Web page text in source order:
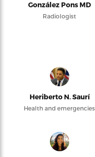
González Pons MD
Radiologist
Heriberto N. Saurí
Health and emergencies